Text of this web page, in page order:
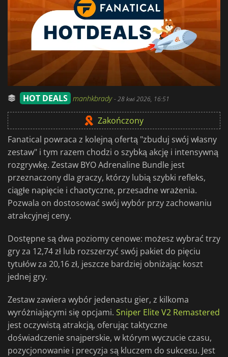
HOT DEALS manhkbrady-28 kwi 2026, 16:51
Zakończony
Fanatical powraca z kolejną ofertą "zbuduj swój własny
zestaw" i tym razem chodzi o szybką akcję i intensywną
rozgrywkę. Zestaw BYO Adrenaline Bundle jest
przeznaczony dla graczy, którzy lubią szybki refleks,
ciągłe napięcie i chaotyczne, przesadne wrażenia.
Pozwala on dostosować swój wybór przy zachowaniu
atrakcyjnej ceny.
Dostępne są dwa poziomy cenowe: możesz wybrać trzy
gry za 12,74 zł lub rozszerzyć swój pakiet do pięciu
tytułów za 20,16 zł, jeszcze bardziej obniżając koszt
jednej gry.
Zestaw zawiera wybór jedenastu gier, z kilkoma
wyróżniającymi się opcjami. Sniper Elite V2 Remastered
jest oczywistą atrakcją, oferując taktyczne
doświadczenie snajperskie, w którym wyczucie czasu,
pozycjonowanie i precyzja są kluczem do sukcesu. Jest